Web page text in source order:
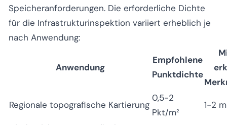
Speicheranforderungen. Die erforderliche Dichte
für die Infrastrukturinspektion variiert erheblich je
nach Anwendung:
Anwendung
Empfohlene
Punktdichte
Regionale topografische Kartierung
0,5-2
Pkt/m²
1-2 m